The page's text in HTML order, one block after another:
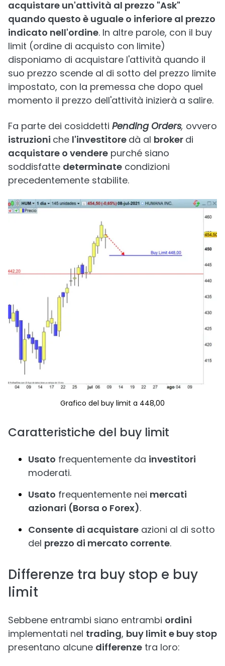
acquistare un'attività al prezzo "Ask"
quando questo è uguale o inferiore al prezzo
indicato nell'ordine. In altre parole, con il buy
limit (ordine di acquisto con limite)
disponiamo di acquistare l'attività quando il
suo prezzo scende al di sotto del prezzo limite
impostato, con la premessa che dopo quel
momento il prezzo dell'attività inizierà a salire.
Fa parte dei cosiddetti Pending Orders, ovvero
istruzioni che l'investitore dà al broker di
acquistare o vendere purché siano
soddisfatte determinate condizioni
precedentemente stabilite.
Grafico del buy limit a 448,00
Caratteristiche del buy limit
Usato frequentemente da investitori
moderati.
Usato frequentemente nei mercati
azionari (Borsa o Forex).
Consente di acquistare azioni al di sotto
del prezzo di mercato corrente.
Differenze tra buy stop e buy
limit
Sebbene entrambi siano entrambi ordini
implementati nel trading, buy limit e buy stop
presentano alcune differenze tra loro: